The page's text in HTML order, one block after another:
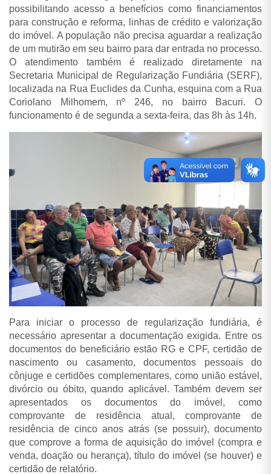
possibilitando acesso a benefícios como financiamentos
para construção e reforma, linhas de crédito e valorização
do imóvel. A população não precisa aguardar a realização
de um mutirão em seu bairro para dar entrada no processo.
O atendimento também é realizado diretamente na
Secretaria Municipal de Regularização Fundiária (SERF),
localizada na Rua Euclides da Cunha, esquina com a Rua
Coriolano Milhomem, nº 246, no bairro Bacuri. O
funcionamento é de segunda a sexta-feira, das 8h às 14h.
Para iniciar o processo de regularização fundiária, é
necessário apresentar a documentação exigida. Entre os
documentos do beneficiário estão RG e CPF, certidão de
nascimento ou casamento, documentos pessoais do
cônjuge e certidões complementares, como união estável,
divórcio ou óbito, quando aplicável. Também devem ser
apresentados os documentos do imóvel, como
comprovante de residência atual, comprovante de
residência de cinco anos atrás (se possuir), documento
que comprove a forma de aquisição do imóvel (compra e
venda, doação ou herança), título do imóvel (se houver) e
certidão de relatório.